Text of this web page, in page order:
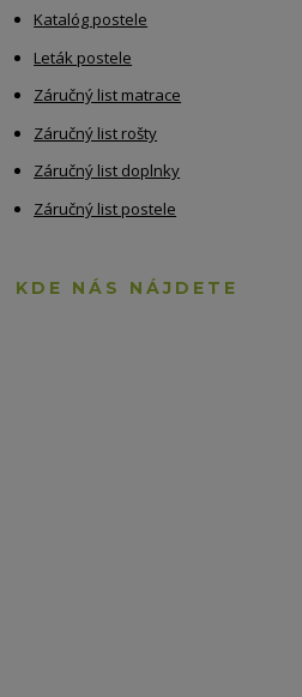
Katalóg postele
Leták postele
Záručný list matrace
Záručný list rošty
Záručný list doplnky
Záručný list postele
KDE NÁS NÁJDETE